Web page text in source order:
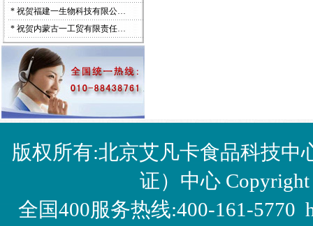
* 祝贺福建一生物科技有限公…
* 祝贺内蒙古一工贸有限责任…
版权所有:北京艾凡卡食品科技
证）中心
全国400服务热线:400-161-5770